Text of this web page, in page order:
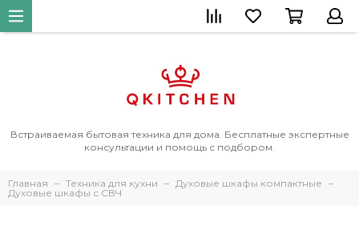
Встраиваемая бытовая техника для дома. Бесплатные экспертные
консультации и помощь с подбором.
Главная Техника для кухни
Духовые шкафы компактные
Духовые шкафы с СВЧ